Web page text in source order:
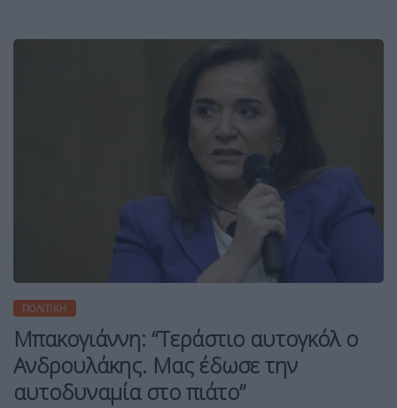
ΠΟΛΙΤΙΚΉ
Μπακογιάννη: “Τεράστιο αυτογκόλ ο
Ανδρουλάκης. Μας έδωσε την
αυτοδυναμία στο πιάτο”